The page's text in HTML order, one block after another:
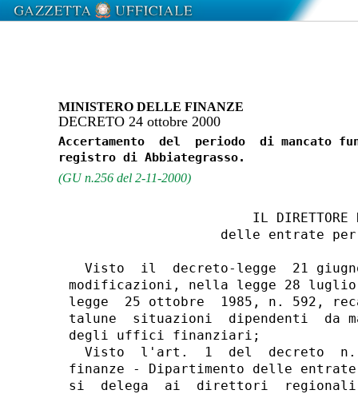
MINISTERO DELLE FINANZE
DECRETO 24 ottobre 2000
Accertamento  del  periodo  di mancato
(GU n.256 del 2-11-2000)
IL DIRETTORE
delle entrate
Visto  il  decreto-legge  21
modificazioni, nella legge 28
legge  25 ottobre  1985, n. 592,
talune  situazioni  dipendenti  da
degli uffici finanziari;
Visto  l'art.  1  del  decreto
finanze - Dipartimento delle
si  delega  ai  direttori